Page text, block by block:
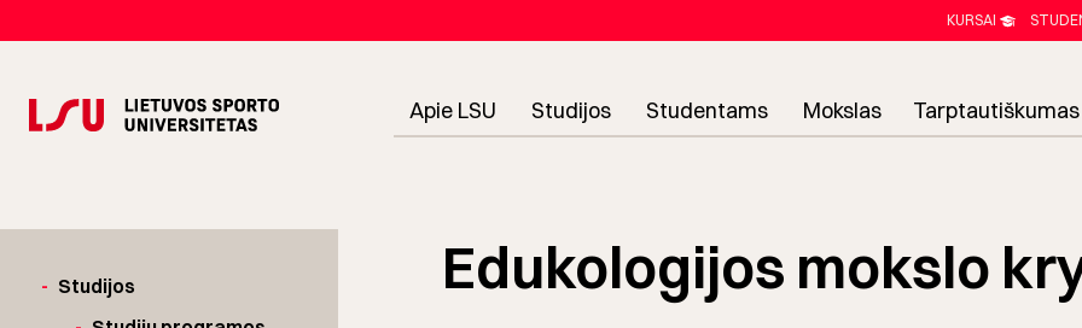
KURSAI
Apie LSU Studijos Studentams Mokslas Tarptautiškumas
- Studijos
Edukologijos mokslo